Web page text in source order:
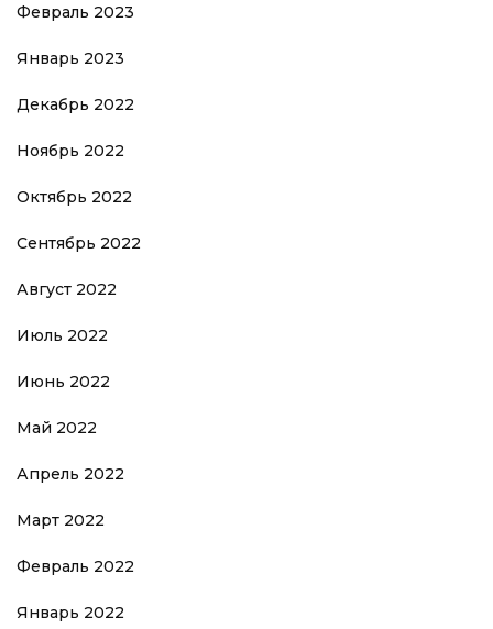
Февраль 2023
Январь 2023
Декабрь 2022
Ноябрь 2022
Октябрь 2022
Сентябрь 2022
Август 2022
Июль 2022
Июнь 2022
Май 2022
Апрель 2022
Март 2022
Февраль 2022
Январь 2022